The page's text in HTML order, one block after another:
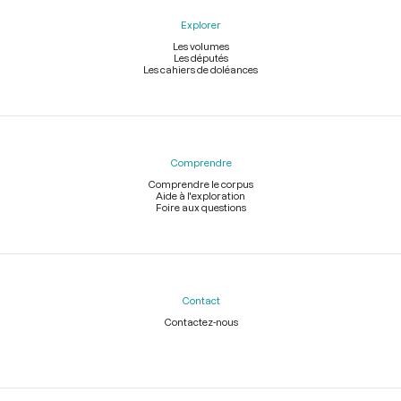
Explorer
Les volumes
Les députés
Les cahiers de doléances
Comprendre
Comprendre le corpus
Aide à l'exploration
Foire aux questions
Contact
Contactez-nous
Légal